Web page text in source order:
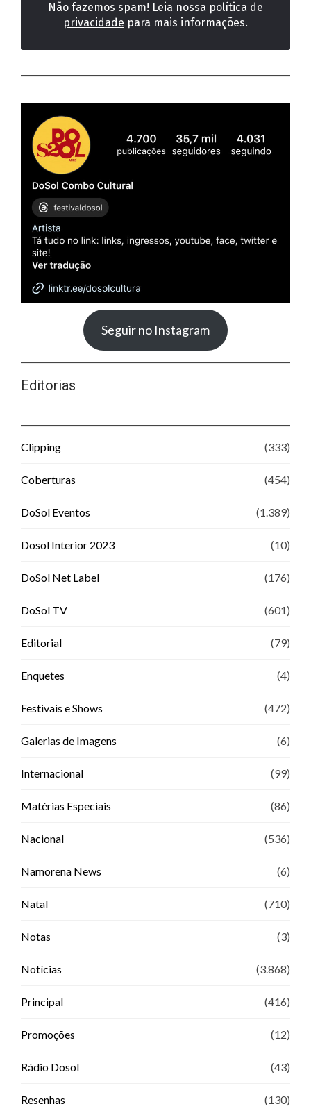
Não fazemos spam! Leia nossa política de
privacidade para mais informações.
Seguir no Instagram
Editorias
Clipping (333)
Coberturas (454)
DoSol Eventos (1.389)
Dosol Interior 2023 (10)
DoSol Net Label (176)
DoSol TV (601)
Editorial (79)
Enquetes (4)
Festivais e Shows (472)
Galerias de Imagens (6)
Internacional (99)
Matérias Especiais (86)
Nacional (536)
Namorena News (6)
Natal (710)
Notas (3)
Notícias (3.868)
Principal (416)
Promoções (12)
Rádio Dosol (43)
Resenhas (130)